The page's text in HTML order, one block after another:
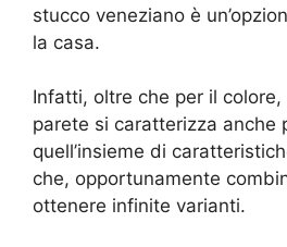
stucco veneziano è
la casa.
Infatti, oltre che per il colore,
parete si caratterizza anche
quell’insieme di
che, opportunamente
ottenere infinite varianti.